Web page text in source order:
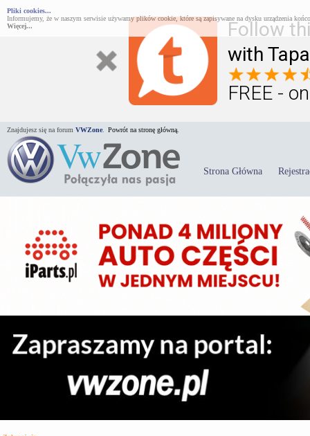
Follow
with
FREE -
Pliki cookies...
Informujemy, że w naszym serwisie używamy plików cookie, które są zapisywane na dysku urządzenia
Więcej...
Znajdujesz się na forum VWZone Powrót na stronę główną.
Strona Główna